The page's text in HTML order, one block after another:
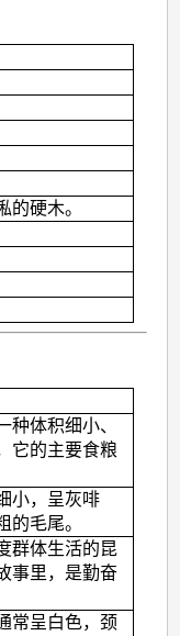
的硬木。
种体积细小、
它的主要食粮
小，呈灰啡
的毛尾。
群体生活的昆
事里，是勤奋
常呈白色，颈